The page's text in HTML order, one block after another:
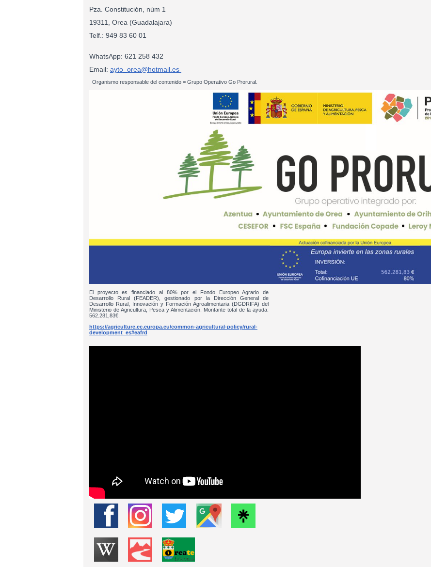
Pza. Constitución, núm 1
19311, Orea (Guadalajara)
Telf.: 949 83 60 01
WhatsApp: 621 258 432
Email: ayto_orea@hotmail.es
Organismo responsable del contenido = Grupo Operativo Go Prorural.
El proyecto es financiado al 80% por el Fondo Europeo Agrario de
Desarrollo Rural (FEADER), gestionado por la Dirección General de
Desarrollo Rural, Innovación y Formación Agroalimentaria (DGDRIFA) del
Ministerio de Agricultura, Pesca y Alimentación. Montante total de la ayuda:
562.281,83€.
https://agriculture.ec.europa.eu/common-agricultural-policy/rural-
development_es#eafrd